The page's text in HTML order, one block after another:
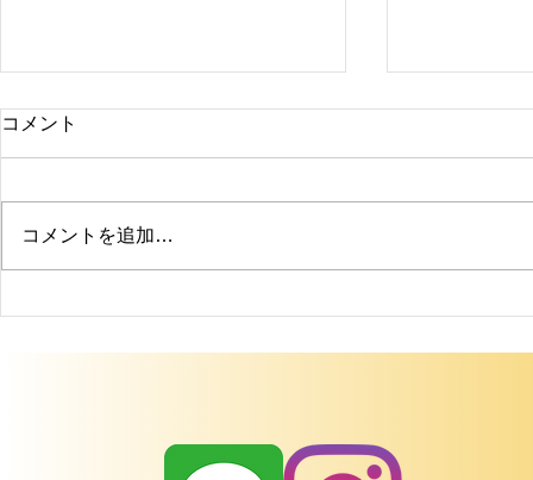
大和市 H様邸 施工事例 大和市 I様
コメント
コメントを追加…